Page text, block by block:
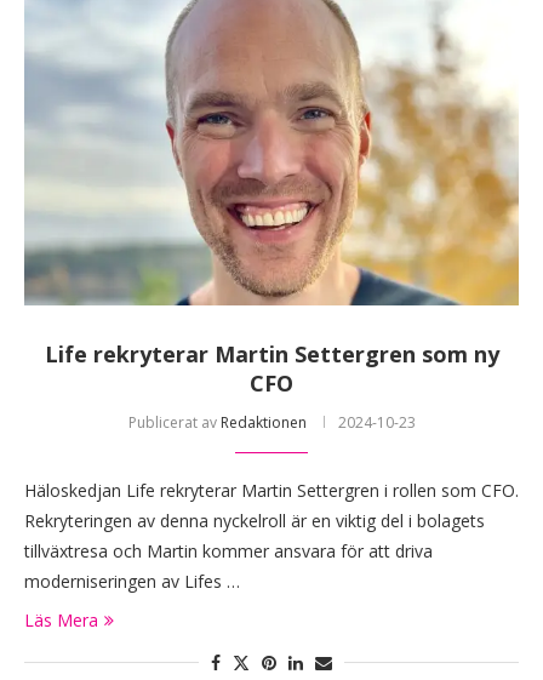
Life rekryterar Martin Settergren som ny
CFO
Publicerat av Redaktionen 2024-10-23
Häloskedjan Life rekryterar Martin Settergren i rollen som CFO.
Rekryteringen av denna nyckelroll är en viktig del i bolagets
tillväxtresa och Martin kommer ansvara för att driva
moderniseringen av Lifes …
Läs Mera